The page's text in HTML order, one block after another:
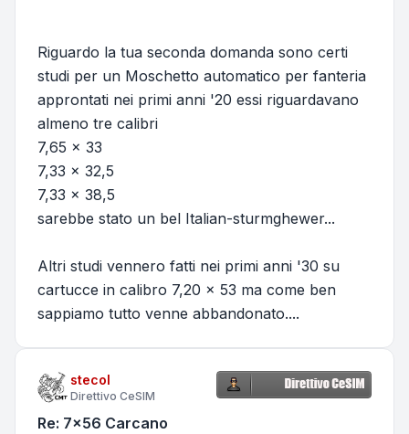
Riguardo la tua seconda domanda sono certi
studi per un Moschetto automatico per fanteria
approntati nei primi anni '20 essi riguardavano
almeno tre calibri
7,65 x 33
7,33 x 32,5
7,33 x 38,5
sarebbe stato un bel Italian-sturmghewer...
Altri studi vennero fatti nei primi anni '30 su
cartucce in calibro 7,20 x 53 ma come ben
sappiamo tutto venne abbandonato....
stecol
Direttivo CeSIM
Re: 7x56 Carcano